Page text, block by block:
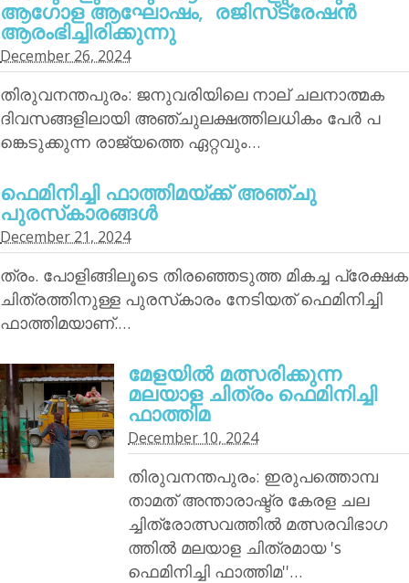
ആഗോള ആഘോഷം, രജിസ്‌ട്രേഷന്‍
ആരംഭിച്ചിരിക്കുന്നു
December 26, 2024
തിരുവനന്തപുരം: ജനുവരിയിലെ നാല് ചലനാത്മക
ദിവസങ്ങളിലായി അഞ്ചുലക്ഷത്തിലധികം പേര്‍ പ
ങ്കെടുക്കുന്ന രാജ്യത്തെ ഏറ്റവും…
ഫെമിനിച്ചി ഫാത്തിമയ്ക്ക് അഞ്ചു
പുരസ്‌കാരങ്ങള്‍
December 21, 2024
ത്രം. പോളിങ്ങിലൂടെ തിരഞ്ഞെടുത്ത മികച്ച പ്രേക്ഷക
ചിത്രത്തിനുള്ള പുരസ്‌കാരം നേടിയത് ഫെമിനിച്ചി
ഫാത്തിമയാണ്.…
മേളയില്‍ മത്സരിക്കുന്ന
മലയാള ചിത്രം ഫെമിനിച്ചി
ഫാത്തിമ
December 10, 2024
തിരുവനന്തപുരം: ഇരുപത്തൊമ്പ
താമത് അന്താരാഷ്ട്ര കേരള ചല
ച്ചിത്രോത്സവത്തില്‍ മത്സരവിഭാഗ
ത്തില്‍ മലയാള ചിത്രമായ 's
ഫെമിനിച്ചി ഫാത്തിമ''…